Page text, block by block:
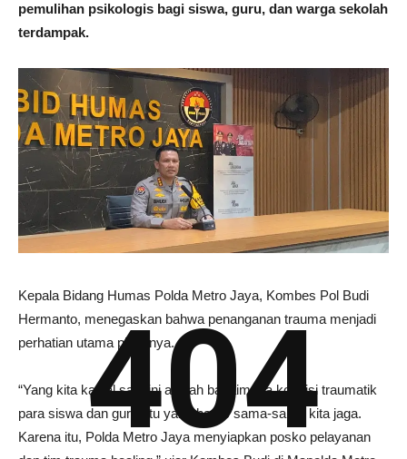
pemulihan psikologis bagi siswa, guru, dan warga sekolah
terdampak.
Kepala Bidang Humas Polda Metro Jaya, Kombes Pol Budi
Hermanto, menegaskan bahwa penanganan trauma menjadi
perhatian utama pihaknya.
“Yang kita kawal saat ini adalah bagaimana kondisi traumatik
para siswa dan guru. Itu yang harus sama-sama kita jaga.
Karena itu, Polda Metro Jaya menyiapkan posko pelayanan
404